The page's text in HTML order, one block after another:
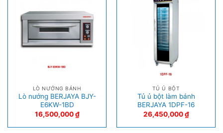
LÒ NƯỚNG BÁNH
Lò nướng BERJAYA BJY-
E6KW-1BD
16,500,000₫
TỦ Ủ BỘT
Tủ ủ bột làm bánh
BERJAYA 1DPF-16
26,450,000₫